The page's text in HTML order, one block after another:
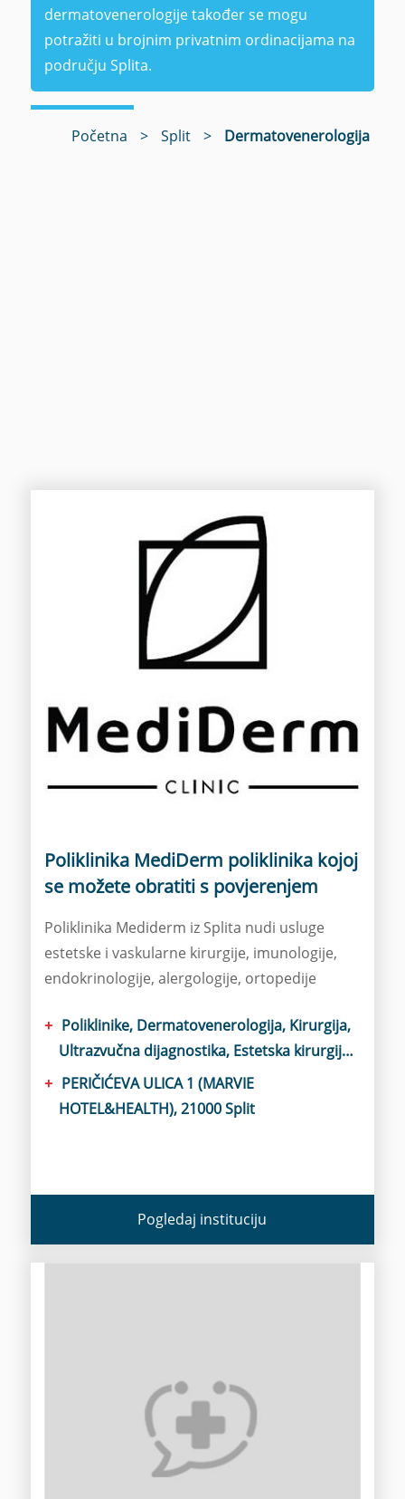
dermatovenerologije također se mogu
potražiti u brojnim privatnim ordinacijama na
području Splita.
Početna > Split > Dermatovenerologija
Poliklinika MediDerm poliklinika kojoj
se možete obratiti s povjerenjem
Poliklinika Mediderm iz Splita nudi usluge
estetske i vaskularne kirurgije, imunologije,
endokrinologije, alergologije, ortopedije
Poliklinike, Dermatovenerologija, Kirurgija,
Ultrazvučna dijagnostika, Estetska kirurgija,
Ortopedija, Interna medicina, Alergologija,
Ambulanta za vlasište, Centar za vene
PERIČIĆEVA ULICA 1 (MARVIE
HOTEL&HEALTH), 21000 Split
Pogledaj instituciju